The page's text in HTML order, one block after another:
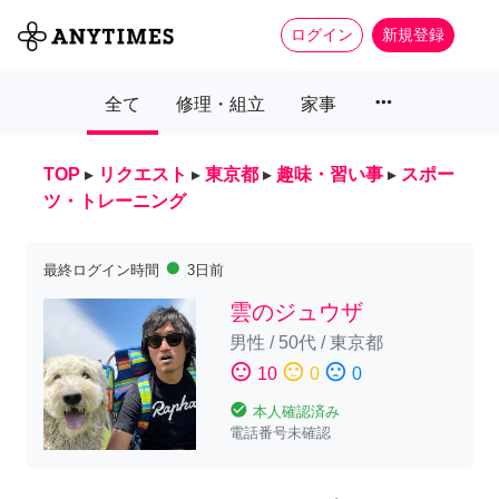
ログイン 新規登録
全て 修理・組立 家事 more_horiz
TOP ▸ リクエスト ▸ 東京都 ▸ 趣味・習い事 ▸ スポー
ツ・トレーニング
最終ログイン時間 fiber_manual_record 3日前
雲のジュウザ
男性 / 50代/東京都
sentiment_satisfied 10 sentiment_neutral 0 sentiment_dissatisfied 0
check_circle 本人確認済み
電話番号未確認